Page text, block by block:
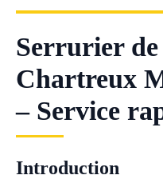
Serrurier
Chartreux
– Service
Introduction